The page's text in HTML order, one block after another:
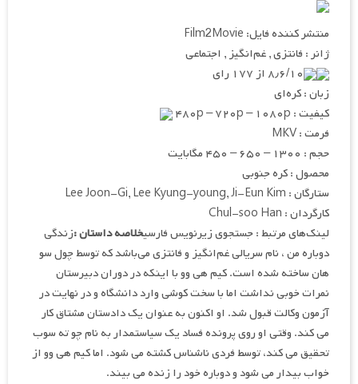
منتشر کننده فایل: Film2Movie
ژانر : فانتزی , غم‌انگیز , اجتماعی
۸٫۶/۱۰ از ۱۷۷ رای
زبان : کره‌ای
کیفیت : ۴۸۰p – ۷۲۰p – ۱۰۸۰p
فرمت : MKV
حجم : ۱۳۰۰ – ۶۵۰ – ۴۵۰ مگابایت
محصول : کره جنوبی
ستارگان : Lee Joon-Gi, Lee Kyung-young, Ji-Eun Kim
کارگردان : Chul-soo Han
لینک‌های مرتبط : جستجوی زیرنویس فارسیخلاصه داستان :زندگی
دوباره من ، نام سریالی غم‌انگیز و فانتزی می‌باشد که توسط چول سو
هان ساخته شده است. کیم هی وو با اینکه در دوران دبیرستان
نمرات خوبی نداشت اما با سخت کوشی وارد دانشگاه و در نهایت در
آزمون وکالت قبول شد. او اکنون به عنوان یک دادستان مشتاق کار
می کند. وقتی او روی پرونده فساد یک سیاستمدار به نام چو ته سوب
تحقیق می کند، توسط فردی ناشناس کشته می شود. اما کیم هی وو از
خواب بیدار می شود و دوباره خود را زنده می بیند.